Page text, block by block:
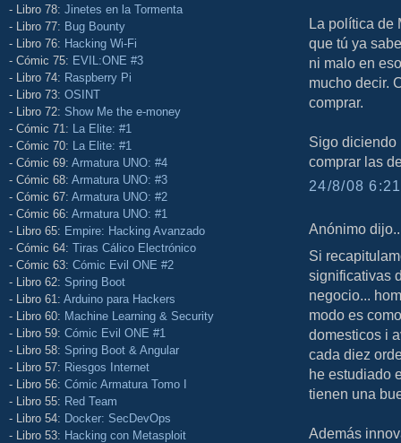
- Libro 78: Jinetes en la Tormenta
- Libro 77: Bug Bounty
- Libro 76: Hacking Wi-Fi
- Cómic 75: EVIL:ONE #3
- Libro 74: Raspberry Pi
- Libro 73: OSINT
- Libro 72: Show Me the e-money
- Cómic 71: La Elite: #1
- Cómic 70: La Elite: #1
- Cómic 69: Armatura UNO: #4
- Cómic 68: Armatura UNO: #3
- Cómic 67: Armatura UNO: #2
- Cómic 66: Armatura UNO: #1
- Libro 65: Empire: Hacking Avanzado
- Cómic 64: Tiras Cálico Electrónico
- Cómic 63: Cómic Evil ONE #2
- Libro 62: Spring Boot
- Libro 61: Arduino para Hackers
- Libro 60: Machine Learning & Security
- Libro 59: Cómic Evil ONE #1
- Libro 58: Spring Boot & Angular
- Libro 57: Riesgos Internet
- Libro 56: Cómic Armatura Tomo I
- Libro 55: Red Team
- Libro 54: Docker: SecDevOps
- Libro 53: Hacking con Metasploit
La política de
que tú ya
ni malo en
mucho decir.
comprar.
Sigo diciendo
comprar las
24/8/08
Anónimo
Si
significativas
negocio...
modo es
domesticos i
cada diez
he estudiado
tienen una
Además